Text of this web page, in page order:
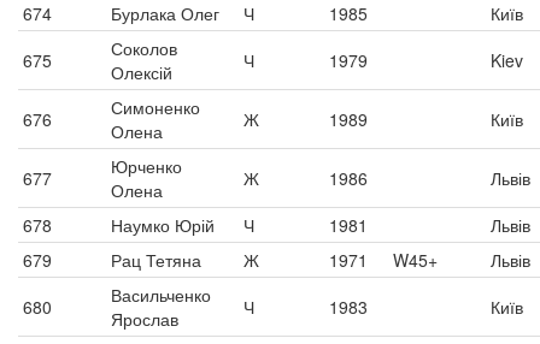
674
Бурлака Олег Ч 1985
Київ
675
Соколов
Олексій
Ч 1979 Kiev
676
Симоненко
Олена
Ж 1989 Київ
677
Юрченко
Олена
Ж 1986
Львів
678
Наумко Юрій Ч 1981
Львів
679
Рац Тетяна Ж 1971 W45+
Львів
680
Васильченко
Ярослав
Ч 1983 Київ